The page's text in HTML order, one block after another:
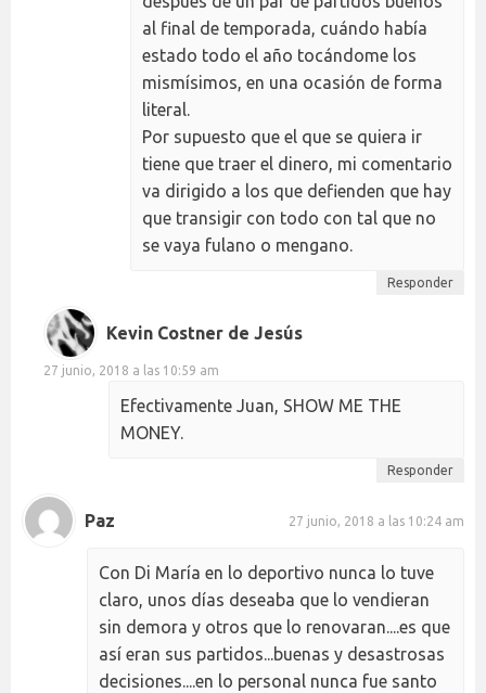
al final de temporada, cuándo había
estado todo el año tocándome los
mismísimos, en una ocasión de forma
literal.
Por supuesto que el que se quiera ir
tiene que traer el dinero, mi comentario
va dirigido a los que defienden que hay
que transigir con todo con tal que no
se vaya fulano o mengano.
Responder
Kevin Costner de Jesús
27 junio, 2018 a las 10:59 am
Efectivamente Juan, SHOW ME THE
MONEY.
Responder
Paz 27 junio, 2018 a las 10:24 am
Con Di María en lo deportivo nunca lo tuve
claro, unos días deseaba que lo vendieran
sin demora y otros que lo renovaran....es que
así eran sus partidos...buenas y desastrosas
decisiones....en lo personal nunca fue santo